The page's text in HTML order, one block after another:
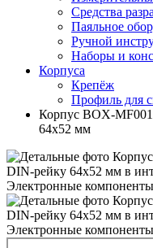
Средства
Паяльное
Ручной
Наборы и
Корпуса
Крепёж
Профиль для
Корпус BOX-
64х52 мм